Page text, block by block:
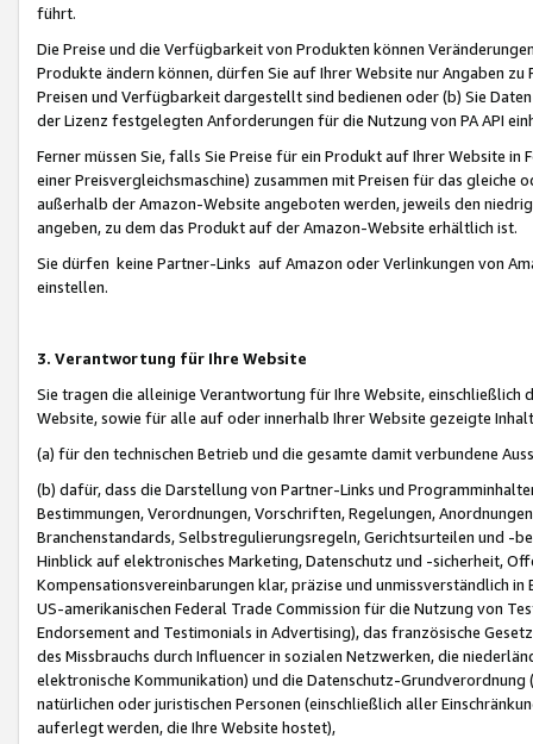
führt.
Die Preise und die Verfügbarkeit von Produkten können
Produkte ändern können, dürfen Sie auf Ihrer Website nur Angaben
Preisen und Verfügbarkeit dargestellt sind bedienen oder (b) Sie
der Lizenz festgelegten Anforderungen für die Nutzung von PA API
Ferner müssen Sie, falls Sie Preise für ein Produkt auf Ihrer Website
einer Preisvergleichsmaschine) zusammen mit Preisen für das
außerhalb der Amazon-Website angeboten werden, jeweils den
angeben, zu dem das Produkt auf der Amazon-Website erhältlich ist.
Sie dürfen keine Partner-Links auf Amazon oder Verlinkungen von
einstellen.
3. Verantwortung für Ihre Website
Sie tragen die alleinige Verantwortung für Ihre Website,
Website, sowie für alle auf oder innerhalb Ihrer Website gezeigte
(a) für den technischen Betrieb und die gesamte damit verbundene
(b) dafür, dass die Darstellung von Partner-Links und
Bestimmungen, Verordnungen, Vorschriften, Regelungen,
Branchenstandards, Selbstregulierungsregeln, Gerichtsurteilen und -
Hinblick auf elektronisches Marketing, Datenschutz und -sicherheit,
Kompensationsvereinbarungen klar, präzise und unmissverständlich
US-amerikanischen Federal Trade Commission für die Nutzung von
Endorsement and Testimonials in Advertising), das französische
des Missbrauchs durch Influencer in sozialen Netzwerken, die
elektronische Kommunikation) und die Datenschutz-
natürlichen oder juristischen Personen (einschließlich aller
auferlegt werden, die Ihre Website hostet),